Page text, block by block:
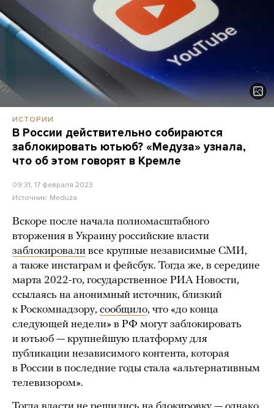
ИСТОРИИ
В России действительно собираются
заблокировать ютьюб? «Медуза» узнала,
что об этом говорят в Кремле
09:31, 17 февраля 2023
Источник: Meduza
Вскоре после начала полномасштабного
вторжения в Украину российские власти
заблокировали все крупные независимые СМИ,
а также инстаграм и фейсбук. Тогда же, в середине
марта 2022-го, государственное РИА Новости,
ссылаясь на анонимный источник, близкий
к Роскомнадзору, сообщило, что «до конца
следующей недели» в РФ могут заблокировать
и ютьюб — крупнейшую платформу для
публикации независимого контента, которая
в России в последние годы стала «альтернативным
телевизором».